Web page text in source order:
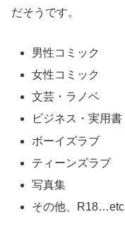
だそうです。
男性コミック
女性コミック
文芸・ラノベ
ビジネス・実用書
ボーイズラブ
ティーンズラブ
写真集
その他、R18…etc